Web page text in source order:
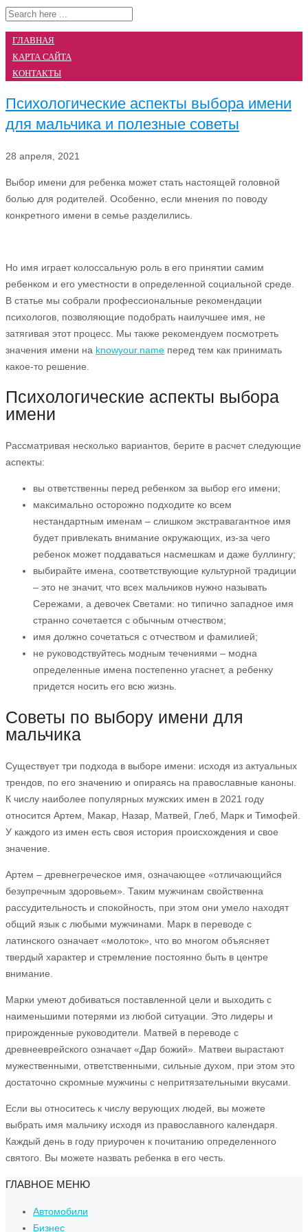
ГЛАВНАЯ
КАРТА САЙТА
КОНТАКТЫ
Психологические аспекты выбора имени
для мальчика и полезные советы
28 апреля, 2021
Выбор имени для ребенка может стать настоящей головной
болью для родителей. Особенно, если мнения по поводу
конкретного имени в семье разделились.
Но имя играет колоссальную роль в его принятии самим
ребенком и его уместности в определенной социальной среде.
В статье мы собрали профессиональные рекомендации
психологов, позволяющие подобрать наилучшее имя, не
затягивая этот процесс. Мы также рекомендуем посмотреть
значения имени на knowyour.name перед тем как принимать
какое-то решение.
Психологические аспекты выбора
имени
Рассматривая несколько вариантов, берите в расчет следующие
аспекты:
вы ответственны перед ребенком за выбор его имени;
максимально осторожно подходите ко всем
нестандартным именам – слишком экстравагантное имя
будет привлекать внимание окружающих, из-за чего
ребенок может поддаваться насмешкам и даже буллингу;
выбирайте имена, соответствующие культурной традиции
– это не значит, что всех мальчиков нужно называть
Сережами, а девочек Светами: но типично западное имя
странно сочетается с обычным отчеством;
имя должно сочетаться с отчеством и фамилией;
не руководствуйтесь модным течениями – модна
определенные имена постепенно угаснет, а ребенку
придется носить его всю жизнь.
Советы по выбору имени для
мальчика
Существует три подхода в выборе имени: исходя из актуальных
трендов, по его значению и опираясь на православные каноны.
К числу наиболее популярных мужских имен в 2021 году
относится Артем, Макар, Назар, Матвей, Глеб, Марк и Тимофей.
У каждого из имен есть своя история происхождения и свое
значение.
Артем – древнегреческое имя, означающее «отличающийся
безупречным здоровьем». Таким мужчинам свойственна
рассудительность и спокойность, при этом они умело находят
общий язык с любыми мужчинами. Марк в переводе с
латинского означает «молоток», что во многом объясняет
твердый характер и стремление постоянно быть в центре
внимание.
Марки умеют добиваться поставленной цели и выходить с
наименьшими потерями из любой ситуации. Это лидеры и
прирожденные руководители. Матвей в переводе с
древнееврейского означает «Дар божий». Матвеи вырастают
мужественными, ответственными, сильные духом, при этом это
достаточно скромные мужчины с непритязательными вкусами.
Если вы относитесь к числу верующих людей, вы можете
выбрать имя мальчику исходя из православного календаря.
Каждый день в году приурочен к почитанию определенного
святого. Вы можете назвать ребенка в его честь.
ГЛАВНОЕ МЕНЮ
Автомобили
Бизнес